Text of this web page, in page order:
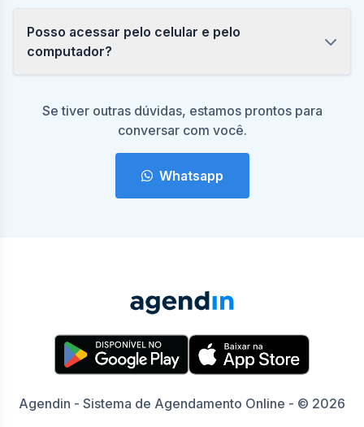
Posso acessar pelo celular e pelo
computador?
Se tiver outras dúvidas, estamos prontos para
conversar com você.
Whatsapp
Agendin - Sistema de Agendamento Online - © 2026